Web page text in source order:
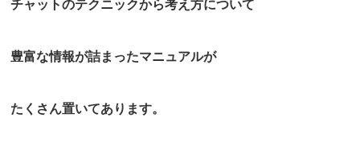
チャットのテクニックから考え方について
豊富な情報が詰まったマニュアルが
たくさん置いてあります。